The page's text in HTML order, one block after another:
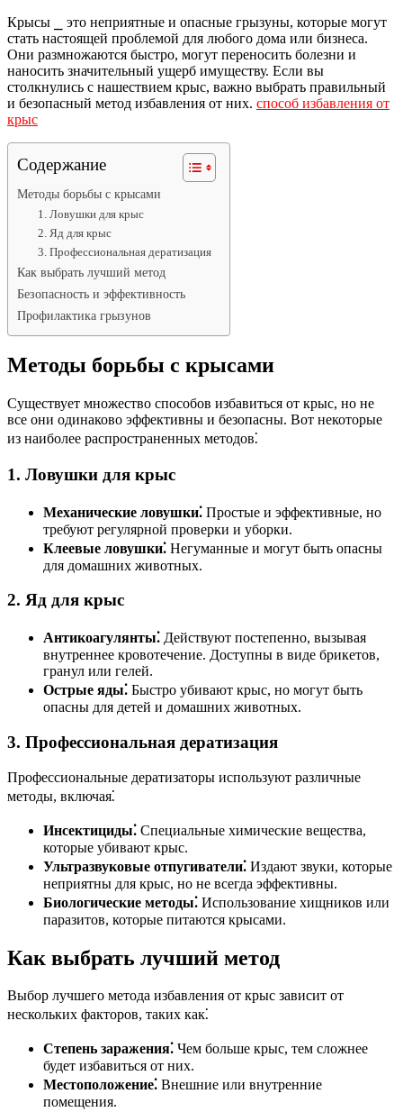
Крысы ⎯ это неприятные и опасные грызуны, которые могут
стать настоящей проблемой для любого дома или бизнеса.
Они размножаются быстро, могут переносить болезни и
наносить значительный ущерб имуществу. Если вы
столкнулись с нашествием крыс, важно выбрать правильный
и безопасный метод избавления от них. способ избавления от
крыс
Содержание
Методы борьбы с крысами
1. Ловушки для крыс
2. Яд для крыс
3. Профессиональная дератизация
Как выбрать лучший метод
Безопасность и эффективность
Профилактика грызунов
Методы борьбы с крысами
Существует множество способов избавиться от крыс, но не
все они одинаково эффективны и безопасны. Вот некоторые
из наиболее распространенных методов⁚
1. Ловушки для крыс
Механические ловушки⁚ Простые и эффективные, но
требуют регулярной проверки и уборки.
Клеевые ловушки⁚ Негуманные и могут быть опасны
для домашних животных.
2. Яд для крыс
Антикоагулянты⁚ Действуют постепенно, вызывая
внутреннее кровотечение. Доступны в виде брикетов,
гранул или гелей.
Острые яды⁚ Быстро убивают крыс, но могут быть
опасны для детей и домашних животных.
3. Профессиональная дератизация
Профессиональные дератизаторы используют различные
методы, включая⁚
Инсектициды⁚ Специальные химические вещества,
которые убивают крыс.
Ультразвуковые отпугиватели⁚ Издают звуки, которые
неприятны для крыс, но не всегда эффективны.
Биологические методы⁚ Использование хищников или
паразитов, которые питаются крысами.
Как выбрать лучший метод
Выбор лучшего метода избавления от крыс зависит от
нескольких факторов, таких как⁚
Степень заражения⁚ Чем больше крыс, тем сложнее
будет избавиться от них.
Местоположение⁚ Внешние или внутренние
помещения.